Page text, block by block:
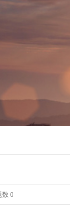
数 0